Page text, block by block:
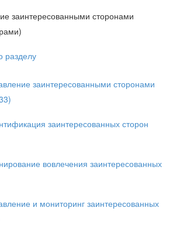
заинтересованными сторонами
разделу
заинтересованными сторонами
заинтересованных сторон
вовлечения заинтересованных
и мониторинг заинтересованных